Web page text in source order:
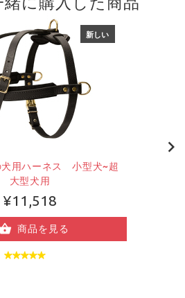
新しい
犬用ハーネス 小型犬~超
大型犬用
¥11,518
商品を見る